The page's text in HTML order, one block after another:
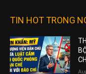
TIN HOT TRONG
CHÍ